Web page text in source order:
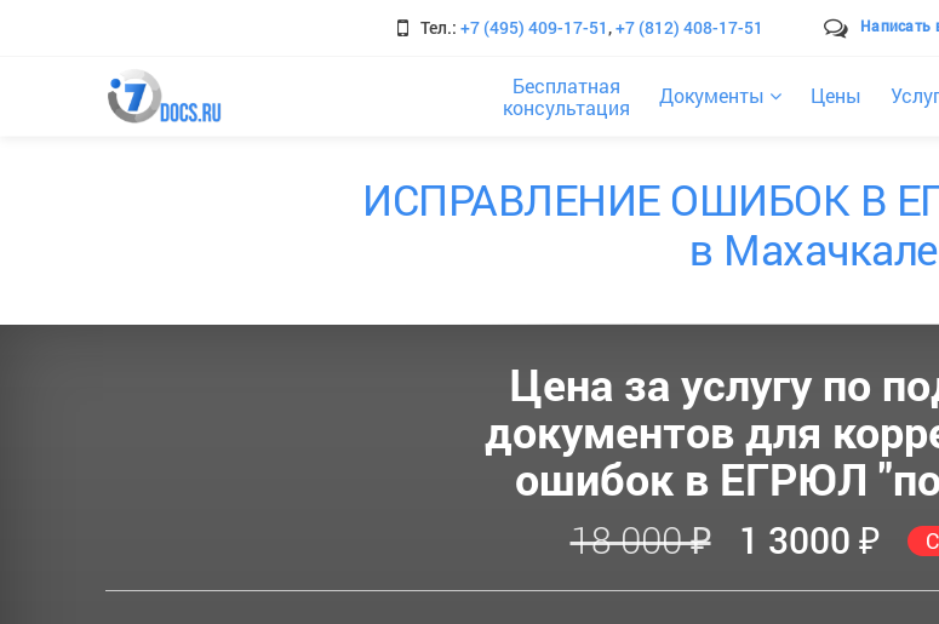
Тел.: +7 (495) 409-17-51,+7 (812) 408-17-51 Написать
Бесплатная
консультация
Документы Цены
ИСПРАВЛЕНИЕ ОШИБОК В
в Махачкале
Цена за услугу по
документов для
ошибок в ЕГРЮЛ
18 000 ₽ 1 3000 ₽